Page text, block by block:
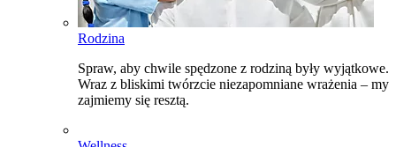
Rodzina
Spraw, aby chwile spędzone z rodziną były wyjątkowe.
Wraz z bliskimi twórzcie niezapomniane wrażenia – my
zajmiemy się resztą.